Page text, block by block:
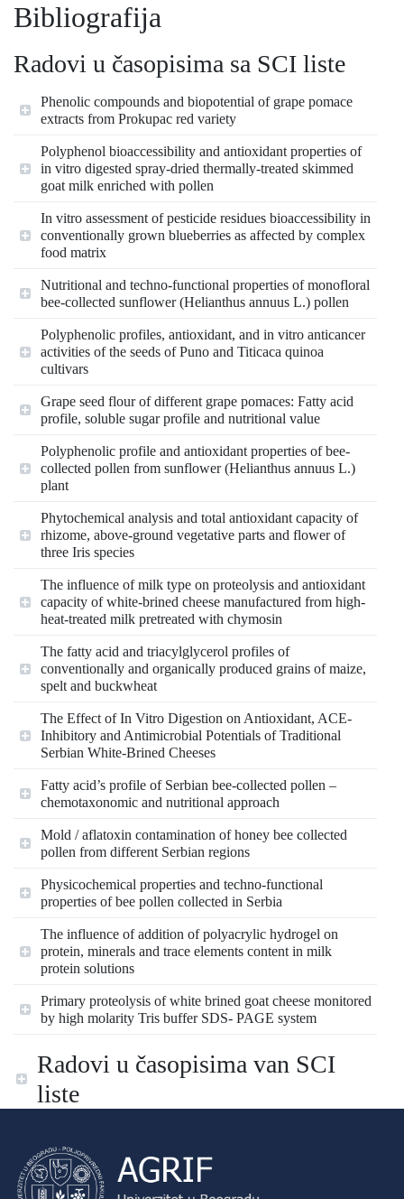
Bibliografija
Radovi u časopisima sa SCI liste
Phenolic compounds and biopotential of grape pomace
extracts from Prokupac red variety
Polyphenol bioaccessibility and antioxidant properties of
in vitro digested spray-dried thermally-treated skimmed
goat milk enriched with pollen
In vitro assessment of pesticide residues bioaccessibility in
conventionally grown blueberries as affected by complex
food matrix
Nutritional and techno-functional properties of monofloral
bee-collected sunflower (Helianthus annuus L.) pollen
Polyphenolic profiles, antioxidant, and in vitro anticancer
activities of the seeds of Puno and Titicaca quinoa
cultivars
Grape seed flour of different grape pomaces: Fatty acid
profile, soluble sugar profile and nutritional value
Polyphenolic profile and antioxidant properties of bee-
collected pollen from sunflower (Helianthus annuus L.)
plant
Phytochemical analysis and total antioxidant capacity of
rhizome, above-ground vegetative parts and flower of
three Iris species
The influence of milk type on proteolysis and antioxidant
capacity of white-brined cheese manufactured from high-
heat-treated milk pretreated with chymosin
The fatty acid and triacylglycerol profiles of
conventionally and organically produced grains of maize,
spelt and buckwheat
The Effect of In Vitro Digestion on Antioxidant, ACE-
Inhibitory and Antimicrobial Potentials of Traditional
Serbian White-Brined Cheeses
Fatty acid’s profile of Serbian bee-collected pollen –
chemotaxonomic and nutritional approach
Mold / aflatoxin contamination of honey bee collected
pollen from different Serbian regions
Physicochemical properties and techno-functional
properties of bee pollen collected in Serbia
The influence of addition of polyacrylic hydrogel on
protein, minerals and trace elements content in milk
protein solutions
Primary proteolysis of white brined goat cheese monitored
by high molarity Tris buffer SDS- PAGE system
Radovi u časopisima van SCI
liste